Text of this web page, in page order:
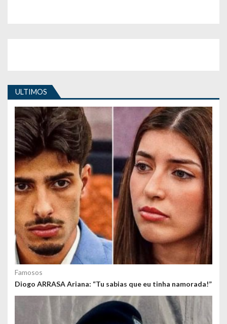
i
g
o
s
ULTIMOS
Famosos
Diogo ARRASA Ariana: “Tu sabias que eu tinha namorada!”